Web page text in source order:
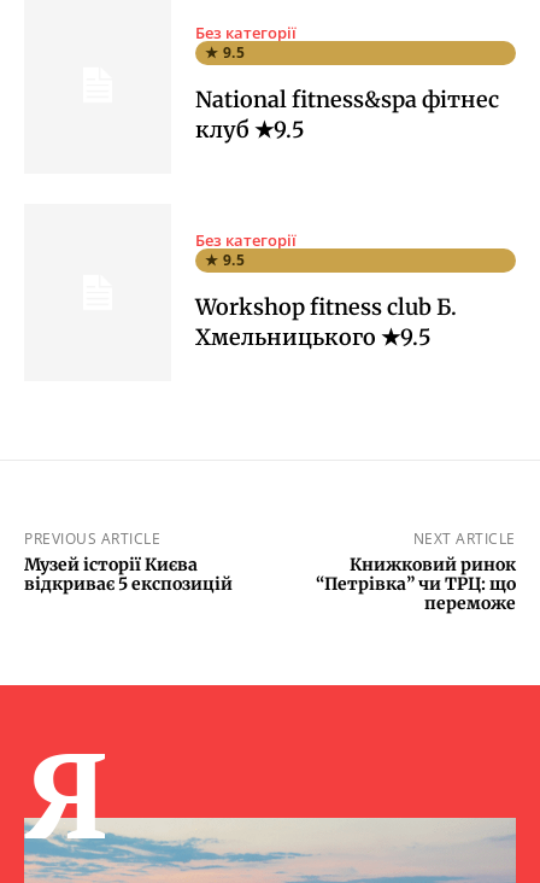
Без категорії
★ 9.5
National fitness&spa фітнес
клуб ★9.5
Без категорії
★ 9.5
Workshop fitness club Б.
Хмельницького ★9.5
PREVIOUS ARTICLE
Музей історії Києва
відкриває 5 експозицій
NEXT ARTICLE
Книжковий ринок
“Петрівка” чи ТРЦ: що
переможе
Я